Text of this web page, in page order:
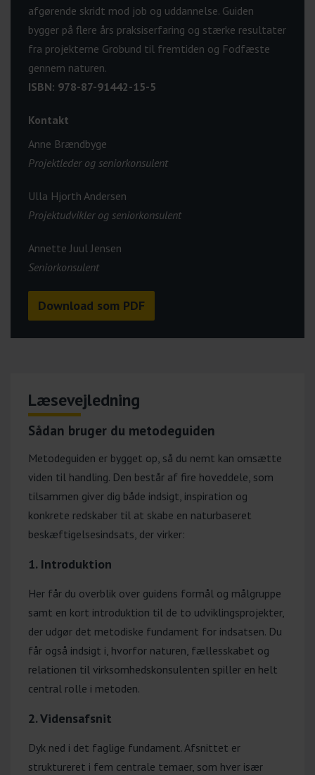
afgørende skridt mod job og uddannelse. Guiden
bygger på flere års praksiserfaring og stærke resultater
fra projekterne Grobund til fremtiden og Fodfæste
gennem naturen.
ISBN: 978-87-91442-15-5
Kontakt
Anne Brændbyge
Projektleder og seniorkonsulent
Ulla Hjorth Andersen
Projektudvikler og seniorkonsulent
Annette Juul Jensen
Seniorkonsulent
Download som PDF
Læsevejledning
Sådan bruger du metodeguiden
Metodeguiden er bygget op, så du nemt kan omsætte
viden til handling. Den består af fire hoveddele, som
tilsammen giver dig både indsigt, inspiration og
konkrete redskaber til at skabe en naturbaseret
beskæftigelsesindsats, der virker:
1. Introduktion
Her får du overblik over guidens formål og målgruppe
samt en kort introduktion til de to udviklingsprojekter,
der udgør det metodiske fundament for indsatsen. Du
får også indsigt i, hvorfor naturen, fællesskabet og
relationen til virksomhedskonsulenten spiller en helt
central rolle i metoden.
2. Vidensafsnit
Dyk ned i det faglige fundament. Afsnittet er
struktureret i fem centrale temaer, som hver især